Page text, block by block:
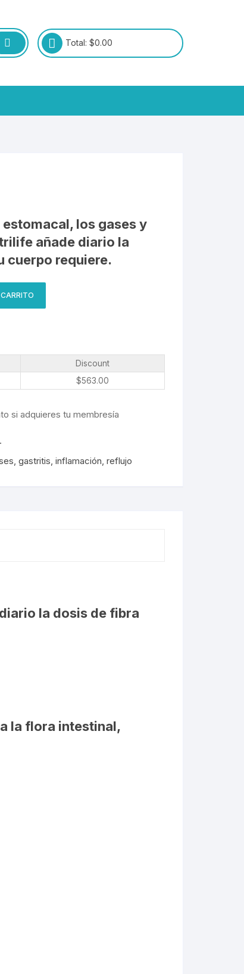
Total: $0.00
los gases y
añade diario la
cuerpo requiere.
Discount
$563.00
si adquieres tu membresía
, gastritis, inflamación, reflujo
la dosis de fibra
la flora intestinal,